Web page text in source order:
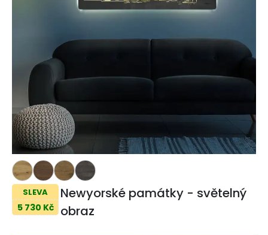
SLEVA
5 730 Kč
Newyorské památky - světelný
obraz